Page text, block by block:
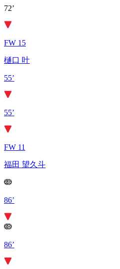
72’
FW 15
樋口 叶
55’
55’
FW 11
福田 望久斗
86’
86’